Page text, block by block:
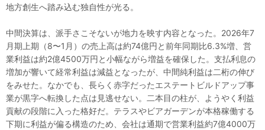
地方創生へ踏み込む独自性が光る。
中間決算は、派手さこそないが地力を映す内容となった。2026年7
月期上期（8〜1月）の売上高は約74億円と前年同期比6.3%増、営
業利益は約2億4500万円と小幅ながら増益を確保した。支払利息の
増加が響いて経常利益は減益となったが、中間純利益は二桁の伸び
をみせた。なかでも、長らく赤字だったエステートビルドアップ事
業が黒字へ転換した点は見逃せない。二本目の柱が、ようやく利益
貢献の段階に入った格好だ。テラスやビアガーデンが本格稼働する
下期に利益が偏る構造のため、会社は通期で営業利益約7億4000万